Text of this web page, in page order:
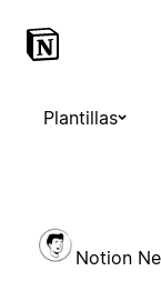
Plantillas
Notion